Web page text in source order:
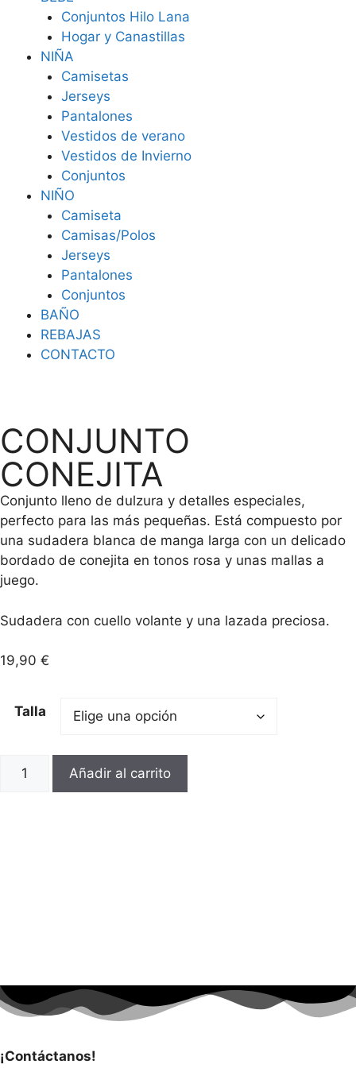
Conjuntos Hilo Lana
Hogar y Canastillas
NIÑA
Camisetas
Jerseys
Pantalones
Vestidos de verano
Vestidos de Invierno
Conjuntos
NIÑO
Camiseta
Camisas/Polos
Jerseys
Pantalones
Conjuntos
BAÑO
REBAJAS
CONTACTO
CONJUNTO
CONEJITA
Conjunto lleno de dulzura y detalles especiales,
perfecto para las más pequeñas. Está compuesto por
una sudadera blanca de manga larga con un delicado
bordado de conejita en tonos rosa y unas mallas a
juego.
Sudadera con cuello volante y una lazada preciosa.
19,90 €
Talla
Añadir al carrito
¡Contáctanos!